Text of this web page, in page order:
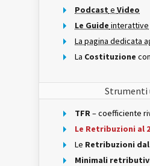
Podcast e Video
Le Guide interattive
La pagina dedicata
La Costituzione
TFR– coefficiente
Le Retribuzioni al
Le Retribuzioni dal
Minimali retributivi